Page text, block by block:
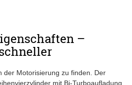
–
der Motorisierung zu finden. Der
mit Bi-Turboaufladung